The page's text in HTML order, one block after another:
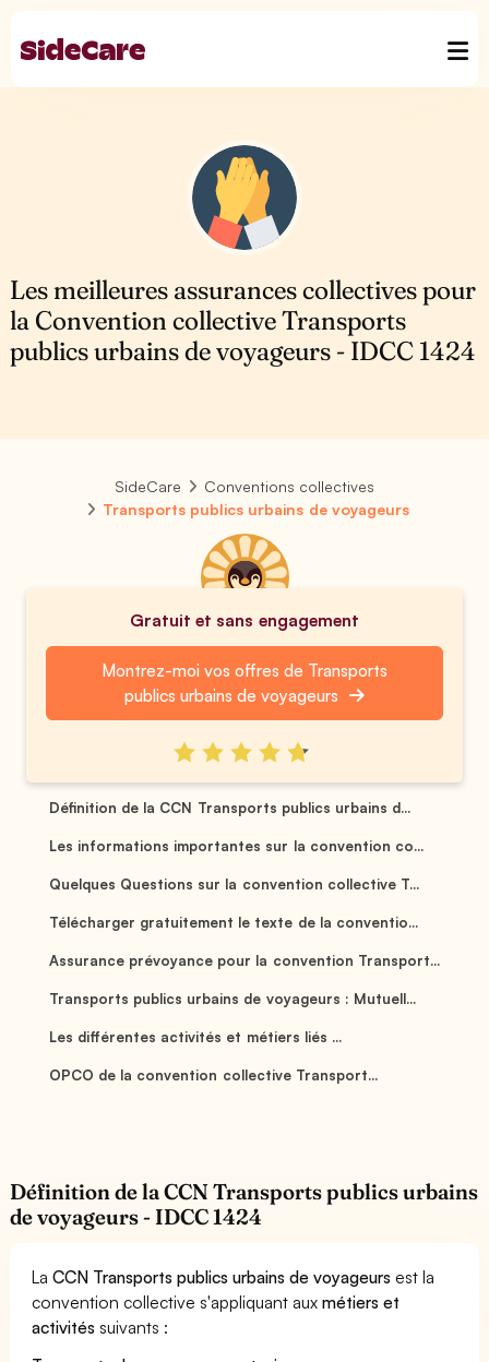
Les meilleures assurances collectives pour
la Convention collective Transports
publics urbains de voyageurs - IDCC 1424
SideCare
Conventions collectives
Transports publics urbains de voyageurs
Gratuit et sans engagement
Montrez-moi vos offres de Transports
publics urbains de voyageurs
Définition de la CCN Transports publics urbains d...
Les informations importantes sur la convention co...
Quelques Questions sur la convention collective T...
Télécharger gratuitement le texte de la conventio...
Assurance prévoyance pour la convention Transport...
Transports publics urbains de voyageurs : Mutuell...
Les différentes activités et métiers liés ...
OPCO de la convention collective Transport...
Définition de la CCN Transports publics urbains
de voyageurs - IDCC 1424
LaCCN Transports publics urbains de voyageurs est la
convention collective s'appliquant auxmétiers et
activités suivants :